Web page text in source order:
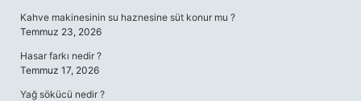
Kahve makinesinin su haznesine süt konur mu ?
Temmuz 23, 2026
Hasar farkı nedir ?
Temmuz 17, 2026
Yağ sökücü nedir ?